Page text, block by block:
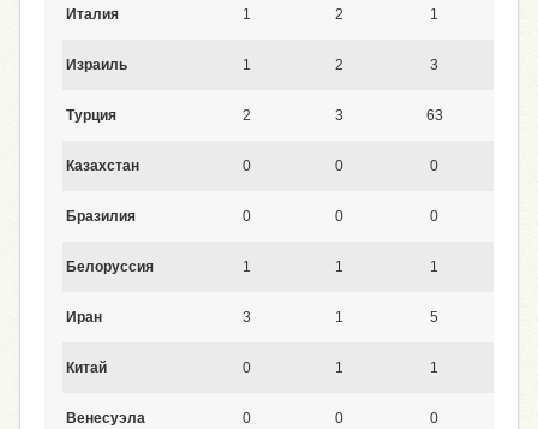
Италия 1 2 1
Израиль 1 2 3
Турция 2 3 63
Казахстан 0 0 0
Бразилия 0 0 0
Белоруссия 1 1 1
Иран 3 1 5
Китай 0 1 1
Венесуэла 0 0 0